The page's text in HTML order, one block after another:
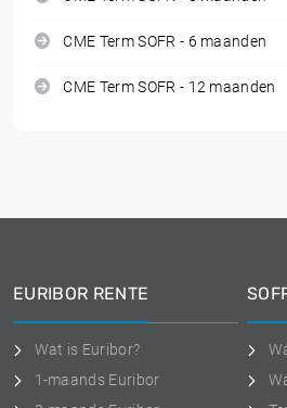
CME Term SOFR - 6 maanden
CME Term SOFR - 12 maanden
EURIBOR RENTE
Wat is Euribor?
1-maands Euribor